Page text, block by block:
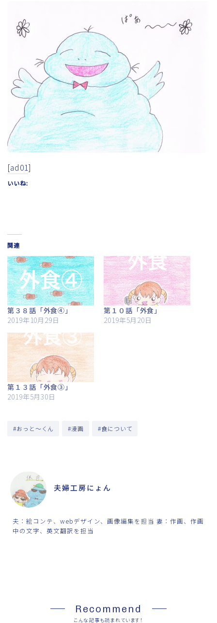
[ad01]
いいね:
関連
第３８話「外食④」
2019年10月29日
第１０話「外食」
2019年5月20日
第１３話「外食③」
2019年5月30日
#おっと～くん #漫画 #食について
夫婦工房にょん
夫：絵コンテ、webデザイン、画像編集を担当 妻：作画、作画
中の文字、英文翻訳を担当
Recommend
こんな記事も読まれています！